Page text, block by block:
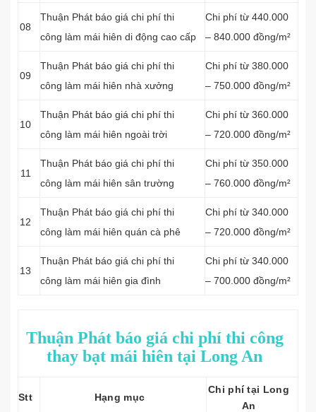
08
Thuận Phát báo giá chi phí thi
công làm mái hiên di động cao cấp
Chi phí từ 440.000
– 840.000 đồng/m²
09
Thuận Phát báo giá chi phí thi
công làm mái hiên nhà xưởng
Chi phí từ 380.000
– 750.000 đồng/m²
10
Thuận Phát báo giá chi phí thi
công làm mái hiên ngoài trời
Chi phí từ 360.000
– 720.000 đồng/m²
11
Thuận Phát báo giá chi phí thi
công làm mái hiên sân trường
Chi phí từ 350.000
– 760.000 đồng/m²
12
Thuận Phát báo giá chi phí thi
công làm mái hiên quán cà phê
Chi phí từ 340.000
– 720.000 đồng/m²
13
Thuận Phát báo giá chi phí thi
công làm mái hiên gia đình
Chi phí từ 340.000
– 700.000 đồng/m²
Thuận Phát báo giá chi phí thi công
thay bạt mái hiên tại Long An
Stt Hạng mục
Chi phí tại Long
An